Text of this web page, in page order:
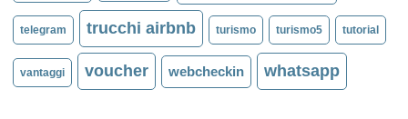
telegram trucchi airbnb turismo turismo5 tutorial
vantaggi voucher webcheckin whatsapp